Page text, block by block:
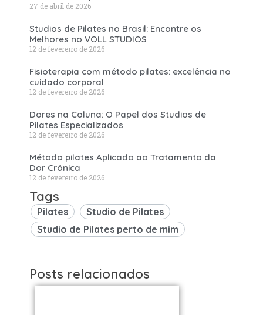
27 de abril de 2026
Studios de Pilates no Brasil: Encontre os
Melhores no VOLL STUDIOS
12 de fevereiro de 2026
Fisioterapia com método pilates: excelência no
cuidado corporal
12 de fevereiro de 2026
Dores na Coluna: O Papel dos Studios de
Pilates Especializados
12 de fevereiro de 2026
Método pilates Aplicado ao Tratamento da
Dor Crônica
12 de fevereiro de 2026
Tags
Pilates
Studio de Pilates
Studio de Pilates perto de mim
Posts relacionados